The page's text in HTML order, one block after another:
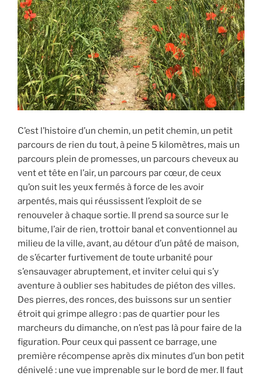
C’est l’histoire d’un chemin, un petit chemin, un petit
parcours de rien du tout, à peine 5 kilomètres, mais un
parcours plein de promesses, un parcours cheveux au
vent et tête en l’air, un parcours par cœur, de ceux
qu’on suit les yeux fermés à force de les avoir
arpentés, mais qui réussissent l’exploit de se
renouveler à chaque sortie. Il prend sa source sur le
bitume, l’air de rien, trottoir banal et conventionnel au
milieu de la ville, avant, au détour d’un pâté de maison,
de s’écarter furtivement de toute urbanité pour
s’ensauvager abruptement, et inviter celui qui s’y
aventure à oublier ses habitudes de piéton des villes.
Des pierres, des ronces, des buissons sur un sentier
étroit qui grimpe allegro : pas de quartier pour les
marcheurs du dimanche, on n’est pas là pour faire de la
figuration. Pour ceux qui passent ce barrage, une
première récompense après dix minutes d’un bon petit
dénivelé : une vue imprenable sur le bord de mer. Il faut